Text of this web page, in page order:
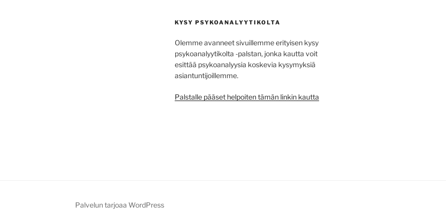
KYSY PSYKOANALYYTIKOLTA
Olemme avanneet sivuillemme erityisen kysy
psykoanalyytikolta -palstan, jonka kautta voit
esittää psykoa­na­lyysia koskevia kysy­myksiä
asiantuntijoillemme.
Palstalle pääset helpoiten tämän linkin kautta
Palvelun tarjoaa WordPress